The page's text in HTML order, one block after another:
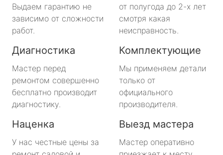
Выдаем гарантию не
зависимо от сложности
работ.
от полугода до 2-х лет
смотря какая
неисправность.
Диагностика
Мастер перед
ремонтом совершенно
бесплатно производит
диагностику.
Комплектующие
Мы применяем детали
только от
официального
производителя.
Наценка
У нас честные цены за
Выезд мастера
Мастер оперативно